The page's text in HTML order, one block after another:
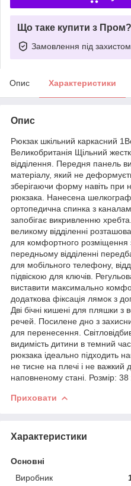
Що таке купити з Пром?
Замовлення під захистом
Опис Характеристики
Опис
Рюкзак шкільний каркасний
Великобританія Щільний
відділення. Передня панель
матеріалу, який не
зберігаючи форму навіть при
рюкзака. Нанесена
ортопедична спинка з
запобігає викривленню
великому відділенні
для комфортного розміщення
передньому відділенні
для мобільного телефону,
підвіскою для ключів.
виставити максимально
додаткова фіксація лямок з
Дві бічні кишені для пляшки
речей. Посилене дно з
для перенесення.
видимість дитини в темний
рюкзака ідеально підходить
не тисне на плечі і не важкий
наповненому стані. Розмір: 38
Приховати
Характеристики
Основні
Виробник